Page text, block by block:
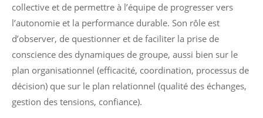
collective et de permettre à l’équipe de progresser vers
l’autonomie et la performance durable. Son rôle est
d’observer, de questionner et de faciliter la prise de
conscience des dynamiques de groupe, aussi bien sur le
plan organisationnel (efficacité, coordination, processus de
décision) que sur le plan relationnel (qualité des échanges,
gestion des tensions, confiance).